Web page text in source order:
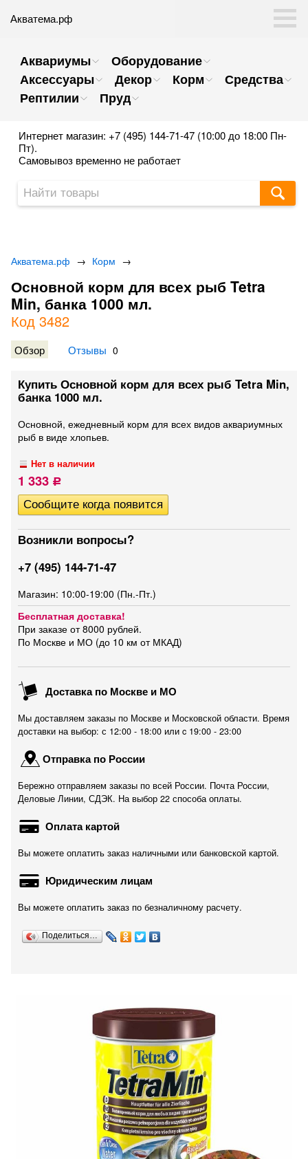
Акватема.рф
Аквариумы
Оборудование
Аксессуары
Декор Корм
Средства
Рептилии
Пруд
Интернет магазин: +7 (495) 144-71-47 (10:00 до 18:00 Пн-
Пт).
Самовывоз временно не работает
Акватема.рф → Корм →
Основной корм для всех рыб Tetra
Min, банка 1000 мл.
Код 3482
Обзор Отзывы 0
Купить Основной корм для всех рыб Tetra Min,
банка 1000 мл.
Основной, ежедневный корм для всех видов аквариумных
рыб в виде хлопьев.
Нет в наличии
1 333 Р
Возникли вопросы?
+7 (495) 144-71-47
Магазин: 10:00-19:00 (Пн.-Пт.)
Бесплатная доставка!
При заказе от 8000 рублей.
По Москве и МО (до 10 км от МКАД)
Доставка по Москве и МО
Мы доставляем заказы по Москве и Московской области. Время
доставки на выбор: с 12:00 - 18:00 или c 19:00 - 23:00
Отправка по России
Бережно отправляем заказы по всей России. Почта России,
Деловые Линии, СДЭК. На выбор 22 способа оплаты.
Оплата картой
Вы можете оплатить заказ наличными или банковской картой.
Юридическим лицам
Вы можете оплатить заказ по безналичному расчету.
Поделиться…